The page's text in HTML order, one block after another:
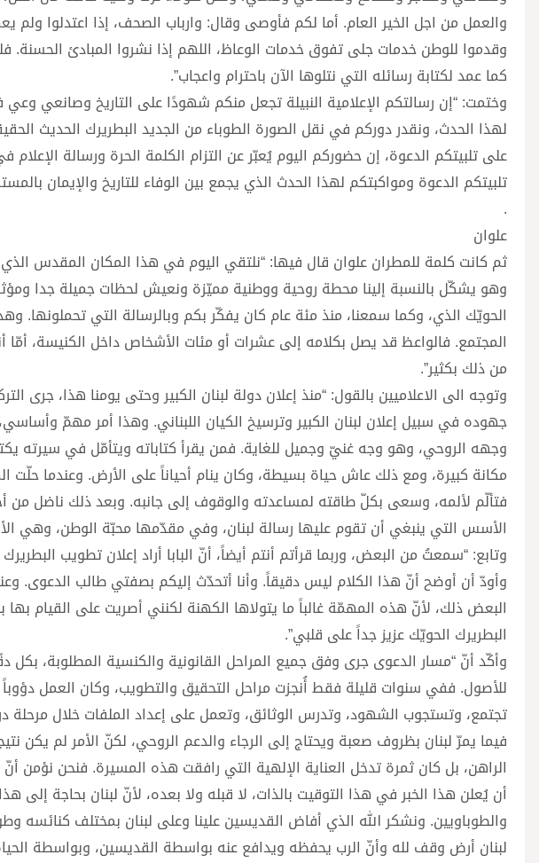
والعمل من اجل الخير العام. أما لكم فأوصى وقال: وارباب الصحف، إذا اعتدلوا ولم
وقدموا للوطن خدمات جلى تفوق خدمات الوعاظ، اللهم إذا نشروا المبادئ الحسنة.
كما عمد لكتابة رسائله التي نتلوها الآن باحترام واعجاب”.
وختمت: “إن رسالتكم الإعلامية النبيلة تجعل منكم شهودًا على التاريخ وصانعي
لهذا الحدث، ونقدر دوركم في نقل الصورة الطوباء من الجديد البطريرك الحديث
على تلبيتكم الدعوة، إن حضوركم اليوم يُعبّر عن التزام الكلمة الحرة ورسالة
تلبيتكم الدعوة ومواكبتكم لهذا الحدث الذي يجمع بين الوفاء للتاريخ والإيمان
.
علوان
وهو يشكّل بالنسبة إلينا محطة روحية ووطنية مميّزة ونعيش لحظات جميلة جدا
الحويّك الذي، وكما سمعنا، منذ مئة عام كان يفكّر بكم وبالرسالة التي تحملونها.
المجتمع. فالواعظ قد يصل بكلامه إلى عشرات أو مئات الأشخاص داخل الكنيسة، أمّا
من ذلك بكثير”.
وتوجه الى الاعلاميين بالقول: “منذ إعلان دولة لبنان الكبير وحتى يومنا هذا، جرى
جهوده في سبيل إعلان لبنان الكبير وترسيخ الكيان اللبناني. وهذا أمر مهمّ
وجهه الروحي، وهو وجه غنيّ وجميل للغاية. فمن يقرأ كتاباته ويتأمّل في سيرته
مكانة كبيرة، ومع ذلك عاش حياة بسيطة، وكان ينام أحياناً على الأرض. وعندما حلّت
فتألّم لألمه، وسعى بكلّ طاقته لمساعدته والوقوف إلى جانبه. وبعد ذلك ناضل من
الأسس التي ينبغي أن تقوم عليها رسالة لبنان، وفي مقدّمها محبّة الوطن، وهي
وتابع: “سمعتُ من البعض، وربما قرأتم أنتم أيضاً، أنّ البابا أراد إعلان تطويب
وأودّ أن أوضح أنّ هذا الكلام ليس دقيقاً. وأنا أتحدّث إليكم بصفتي طالب الدعوى.
البعض ذلك، لأنّ هذه المهمّة غالباً ما يتولاها الكهنة لكنني أصريت على القيام
البطريرك الحويّك عزيز جداً على قلبي”.
وأكّد أنّ “مسار الدعوى جرى وفق جميع المراحل القانونية والكنسية المطلوبة،
للأصول. ففي سنوات قليلة فقط أُنجزت مراحل التحقيق والتطويب، وكان العمل دؤوباً
تجتمع، وتستجوب الشهود، وتدرس الوثائق، وتعمل على إعداد الملفات خلال مرحلة
فيما يمرّ لبنان بظروف صعبة ويحتاج إلى الرجاء والدعم الروحي، لكنّ الأمر لم يكن
الراهن، بل كان ثمرة تدخل العناية الإلهية التي رافقت هذه المسيرة. فنحن نؤمن
أن يُعلن هذا الخبر في هذا التوقيت بالذات، لا قبله ولا بعده، لأنّ لبنان بحاجة إلى
والطوباويين. ونشكر الله الذي أفاض القديسين علينا وعلى لبنان بمختلف
لبنان أرض وقف لله وأنّ الرب يحفظه ويدافع عنه بواسطة القديسين، وبواسطة